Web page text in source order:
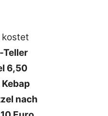
kostet
Teller
6,50
nach